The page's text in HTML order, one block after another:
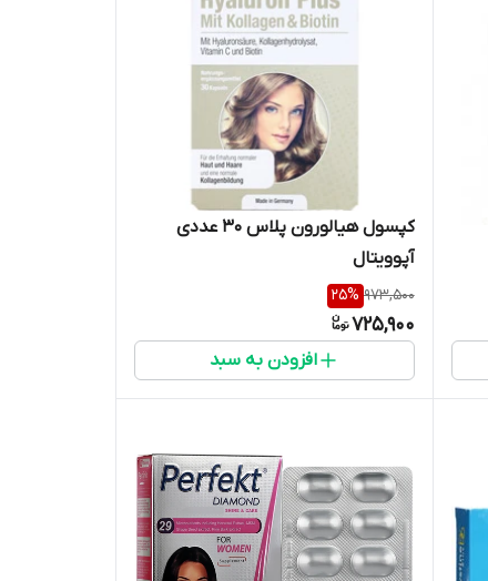
کپسول هیالورون پلاس 30 عددی
آپوویتال
973,500
25%
725,900
افزودن به سبد